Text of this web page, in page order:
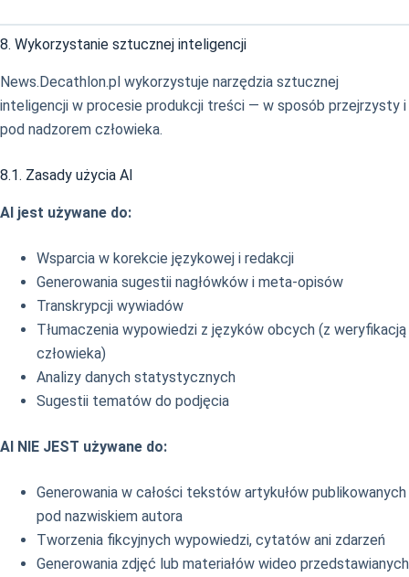
8. Wykorzystanie sztucznej inteligencji
News.Decathlon.pl wykorzystuje narzędzia sztucznej
inteligencji w procesie produkcji treści — w sposób przejrzysty i
pod nadzorem człowieka.
8.1. Zasady użycia AI
AI jest używane do:
Wsparcia w korekcie językowej i redakcji
Generowania sugestii nagłówków i meta-opisów
Transkrypcji wywiadów
Tłumaczenia wypowiedzi z języków obcych (z weryfikacją
człowieka)
Analizy danych statystycznych
Sugestii tematów do podjęcia
AI NIE JEST używane do:
Generowania w całości tekstów artykułów publikowanych
pod nazwiskiem autora
Tworzenia fikcyjnych wypowiedzi, cytatów ani zdarzeń
Generowania zdjęć lub materiałów wideo przedstawianych